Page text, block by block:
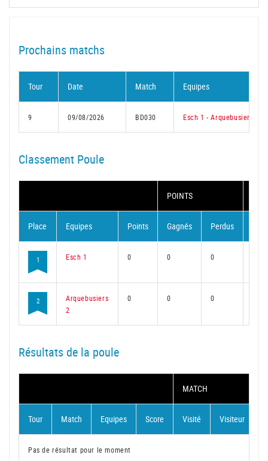
Prochains matchs
Tour Date Match Equipes
9 09/08/2026 BD030 Esch 1 -Arquebusiers 2
Classement Poule
POINTS
Place Equipes Points Gagnés Perdus
1 Esch 1 0 0 0
2
Arquebusiers
2
0 0 0
Résultats de la poule
MATCH
Tour Match Equipes Score Visité Visiteur
Pas de résultat pour le moment